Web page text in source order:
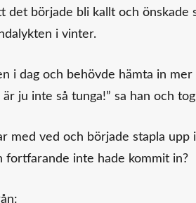
det började bli kallt och
i vinter.
i dag och behövde hämta in
ju inte så tunga!” sa han och
med ved och började stapla
fortfarande inte hade kommit in?